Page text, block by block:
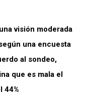
visión moderada
una encuesta
al sondeo,
que es mala el
44%